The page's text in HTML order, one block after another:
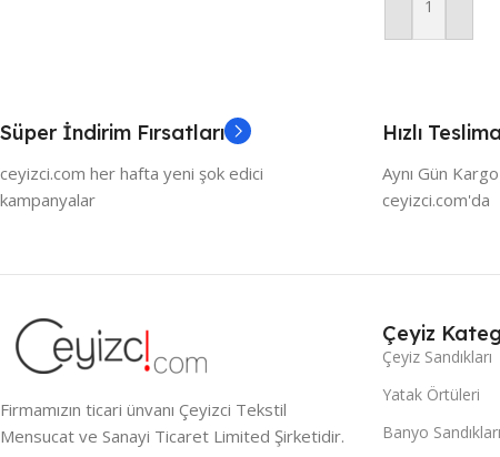
Sepete Ekle
Süper İndirim Fırsatları
ceyizci.com her hafta yeni şok edici
kampanyalar
Hızlı
Aynı Gün
ceyizci.com'da
Firmamızın ticari ünvanı Çeyizci Tekstil
Mensucat ve Sanayi Ticaret Limited Şirketidir.
Çeyiz
Çeyiz Sandıkları
Yatak Örtüleri
Banyo Sandıkları